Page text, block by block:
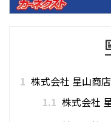
1 株式会社 星山商
1.1 株式会社